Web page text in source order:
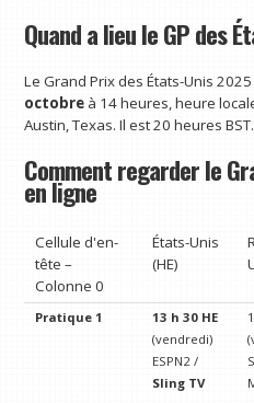
Quand a lieu le GP des
Le Grand Prix des États-Unis
octobre à 14 heures, heure
Austin, Texas. Il est 20 heures BST.
Comment regarder le
en ligne
Cellule d'en-
tête –
Colonne 0
États-Unis
(HE)
Pratique 1
13 h 30 HE
(vendredi)
ESPN2 /
Sling TV